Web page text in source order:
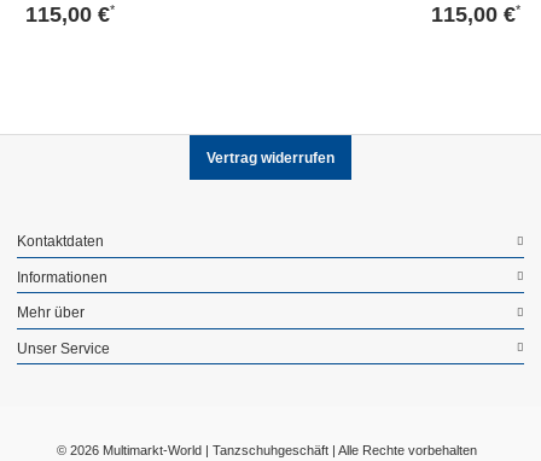
115,00 €* 115,00 €*
Vertrag widerrufen
Kontaktdaten
Informationen
Mehr über
Unser Service
© 2026 Multimarkt-World | Tanzschuhgeschäft | Alle Rechte vorbehalten